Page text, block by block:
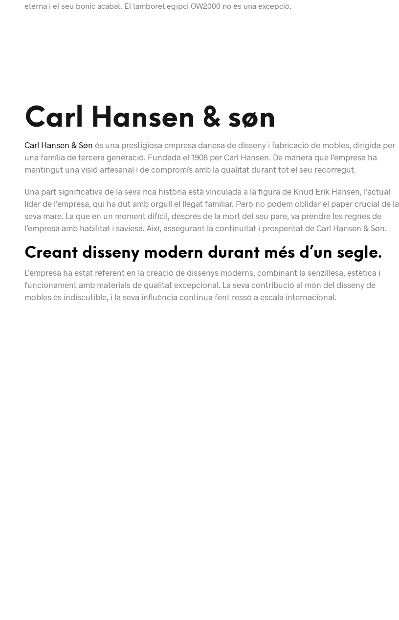
eterna i el seu bonic acabat. El tamboret egipci OW2000 no és una excepció.
Carl Hansen & søn
Carl Hansen & Søn és una prestigiosa empresa danesa de disseny i fabricació de mobles, dirigida per
una família de tercera generació. Fundada el 1908 per Carl Hansen. De manera que l’empresa ha
mantingut una visió artesanal i de compromís amb la qualitat durant tot el seu recorregut.
Una part significativa de la seva rica història està vinculada a la figura de Knud Erik Hansen, l’actual
líder de l’empresa, qui ha dut amb orgull el llegat familiar. Però no podem oblidar el paper crucial de la
seva mare. La que en un moment difícil, després de la mort del seu pare, va prendre les regnes de
l’empresa amb habilitat i saviesa. Així, assegurant la continuïtat i prosperitat de Carl Hansen & Søn.
Creant disseny modern durant més d’un segle.
L’empresa ha estat referent en la creació de dissenys moderns, combinant la senzillesa, estètica i
funcionament amb materials de qualitat excepcional. La seva contribució al món del disseny de
mobles és indiscutible, i la seva influència continua fent ressò a escala internacional.